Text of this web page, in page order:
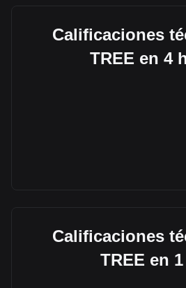
Calificaciones
TREE en 4
Calificaciones
TREE en